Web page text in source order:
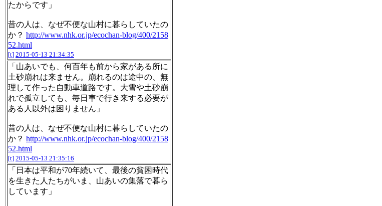
たからです」
昔の人は、なぜ不便な山村に暮らしていたの
か？ http://www.nhk.or.jp/ecochan-blog/400/2158
52.html
[t] 2015-05-13 21:34:35
「山あいでも、何百年も前から家がある所に
土砂崩れは来ません。崩れるのは途中の、無
理して作った自動車道路です。大雪や土砂崩
れで孤立しても、毎日車で行き来する必要が
ある人以外は困りません」
昔の人は、なぜ不便な山村に暮らしていたの
か？ http://www.nhk.or.jp/ecochan-blog/400/2158
52.html
[t] 2015-05-13 21:35:16
「日本は平和が70年続いて、最後の貧困時代
を生きた人たちがいま、山あいの集落で暮ら
しています」